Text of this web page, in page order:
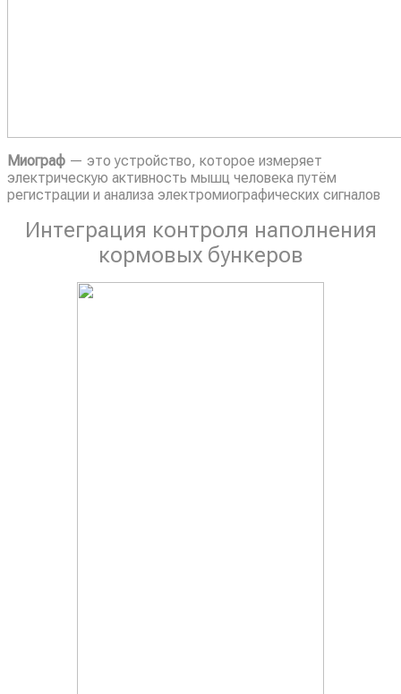
Миограф — это устройство, которое измеряет
электрическую активность мышц человека путём
регистрации и анализа электромиографических сигналов
Интеграция контроля наполнения
кормовых бункеров